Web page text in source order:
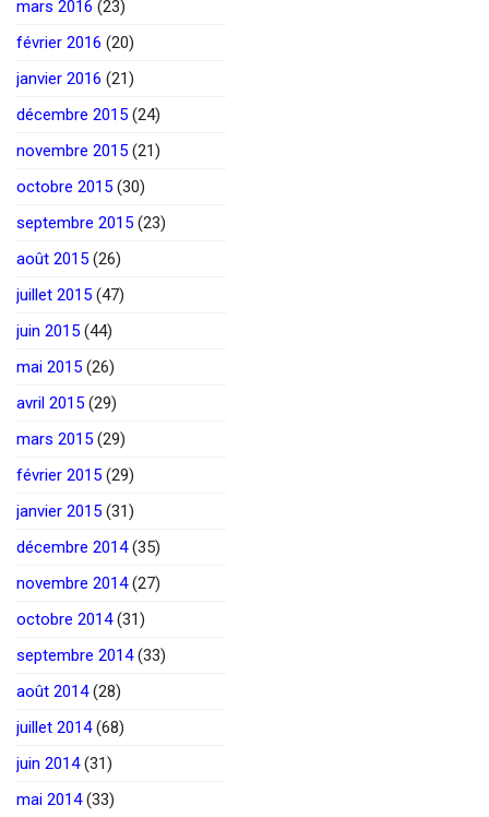
mars 2016 (23)
février 2016 (20)
janvier 2016 (21)
décembre 2015 (24)
novembre 2015 (21)
octobre 2015 (30)
septembre 2015 (23)
août 2015 (26)
juillet 2015 (47)
juin 2015 (44)
mai 2015 (26)
avril 2015 (29)
mars 2015 (29)
février 2015 (29)
janvier 2015 (31)
décembre 2014(35)
novembre 2014(27)
octobre 2014(31)
septembre 2014(33)
août 2014(28)
juillet 2014(68)
juin 2014(31)
mai 2014(33)